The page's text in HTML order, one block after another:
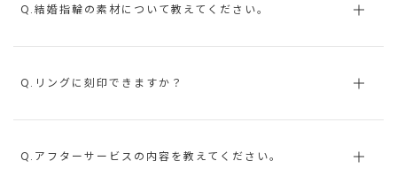
Q.結婚指輪の素材について教えてください。
Q.リングに刻印できますか？
Q.アフターサービスの内容を教えてください。